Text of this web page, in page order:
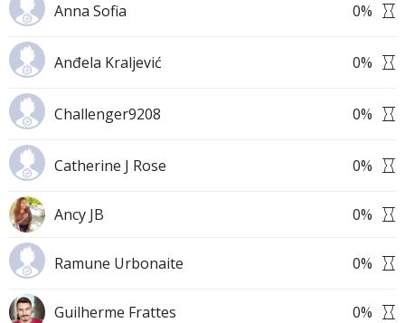
Anna Sofia 0%
Anđela Kraljević 0%
Challenger9208 0%
Catherine J Rose 0%
Ancy JB 0%
Ramune Urbonaite 0%
Guilherme Frattes 0%